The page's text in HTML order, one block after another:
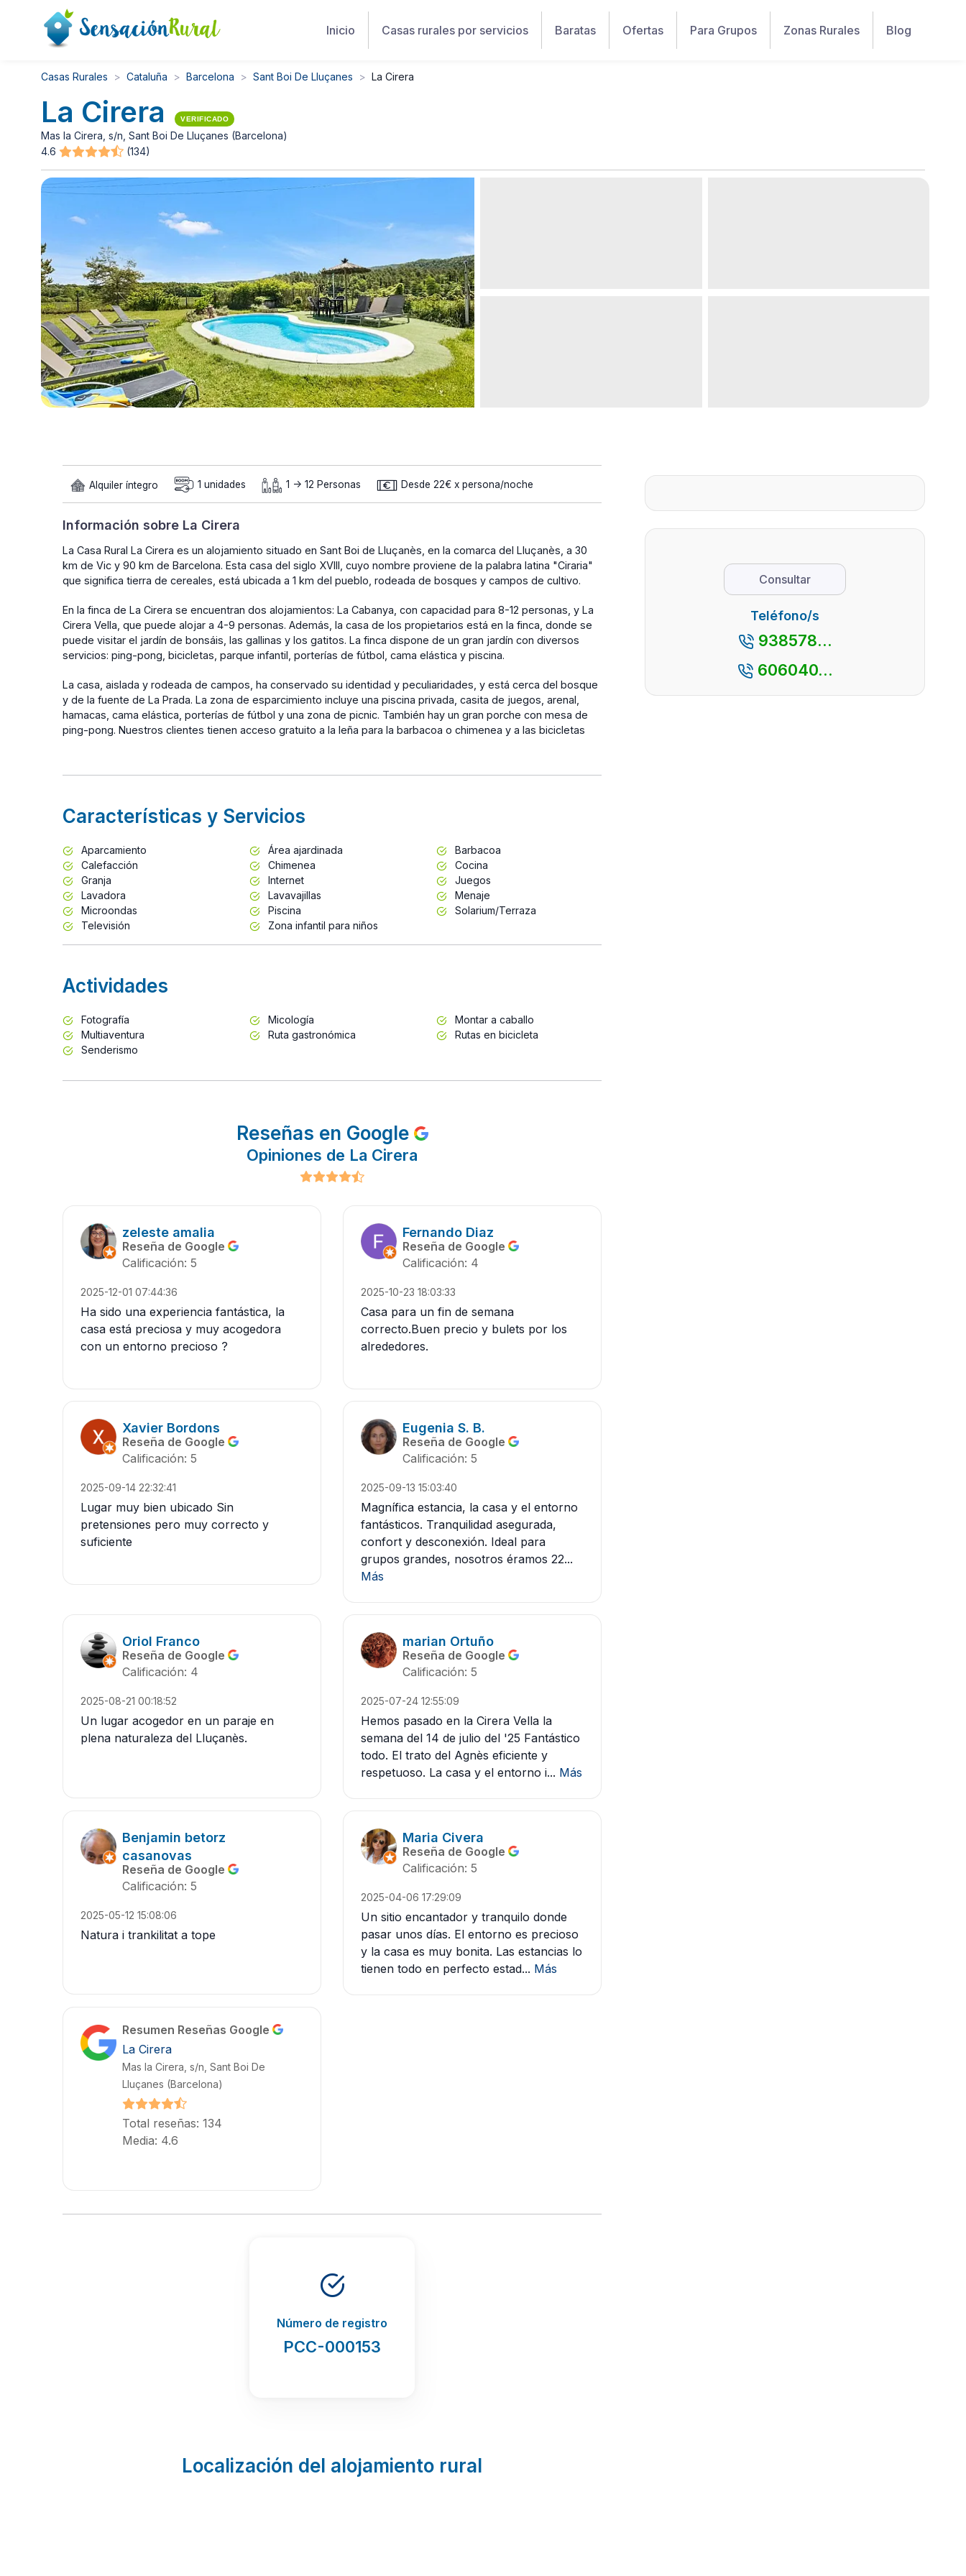
Inicio Casas rurales por servicios Baratas Ofertas Para Grupos Zonas Rurales Blog
Casas Rurales Cataluña Barcelona Sant Boi De Lluçanes La Cirera
La Cirera VERIFICADO
Mas la Cirera, s/n, Sant Boi De Lluçanes (Barcelona)
4.6
(134)
Alquiler íntegro 1 unidades 1 -> 12 Personas Desde 22€ x persona/noche
Información sobre La Cirera
La Casa Rural La Cirera es un alojamiento situado en Sant Boi de Lluçanès, en la comarca del Lluçanès, a 30
km de Vic y 90 km de Barcelona. Esta casa del siglo XVIII, cuyo nombre proviene de la palabra latina "Ciraria"
que significa tierra de cereales, está ubicada a 1 km del pueblo, rodeada de bosques y campos de cultivo.
En la finca de La Cirera se encuentran dos alojamientos: La Cabanya, con capacidad para 8-12 personas, y La
Cirera Vella, que puede alojar a 4-9 personas. Además, la casa de los propietarios está en la finca, donde se
puede visitar el jardín de bonsáis, las gallinas y los gatitos. La finca dispone de un gran jardín con diversos
servicios: ping-pong, bicicletas, parque infantil, porterías de fútbol, cama elástica y piscina.
La casa, aislada y rodeada de campos, ha conservado su identidad y peculiaridades, y está cerca del bosque
y de la fuente de La Prada. La zona de esparcimiento incluye una piscina privada, casita de juegos, arenal,
hamacas, cama elástica, porterías de fútbol y una zona de picnic. También hay un gran porche con mesa de
ping-pong. Nuestros clientes tienen acceso gratuito a la leña para la barbacoa o chimenea y a las bicicletas
Características y Servicios
Aparcamiento Área ajardinada
Barbacoa
Calefacción
Chimenea
Cocina
Granja
Internet
Juegos
Lavadora
Lavavajillas
Menaje
Microondas
Piscina
Solarium/Terraza
Televisión
Zona infantil para niños
Actividades
Fotografía Micología
Montar a caballo
Multiaventura
Ruta gastronómica
Rutas en bicicleta
Senderismo
Reseñas en Google
Opiniones de La Cirera
zeleste amalia
Reseña de Google
Calificación: 5
2025-12-01 07:44:36
Ha sido una experiencia fantástica, la
casa está preciosa y muy acogedora
con un entorno precioso ?
Fernando Diaz
Reseña de Google
Calificación: 4
2025-10-23 18:03:33
Casa para un fin de semana
correcto.Buen precio y bulets por los
alrededores.
Xavier Bordons
Reseña de Google
Calificación: 5
2025-09-14 22:32:41
Lugar muy bien ubicado Sin
pretensiones pero muy correcto y
suficiente
Eugenia S. B.
Reseña de Google
Calificación: 5
2025-09-13 15:03:40
Magnífica estancia, la casa y el entorno
fantásticos. Tranquilidad asegurada,
confort y desconexión. Ideal para
grupos grandes, nosotros éramos 22...
Más
Oriol Franco
Reseña de Google
Calificación: 4
2025-08-21 00:18:52
Un lugar acogedor en un paraje en
plena naturaleza del Lluçanès.
marian Ortuño
Reseña de Google
Calificación: 5
2025-07-24 12:55:09
Hemos pasado en la Cirera Vella la
semana del 14 de julio del '25 Fantástico
todo. El trato del Agnès eficiente y
respetuoso. La casa y el entorno i... Más
Benjamin betorz
casanovas
Reseña de Google
Calificación: 5
2025-05-12 15:08:06
Natura i trankilitat a tope
Maria Civera
Reseña de Google
Calificación: 5
2025-04-06 17:29:09
Un sitio encantador y tranquilo donde
pasar unos días. El entorno es precioso
y la casa es muy bonita. Las estancias lo
tienen todo en perfecto estad... Más
Resumen Reseñas Google
La Cirera
Mas la Cirera, s/n, Sant Boi De
Lluçanes (Barcelona)
Total reseñas: 134
Media: 4.6
Número de registro
PCC-000153
Localización del alojamiento rural
Consultar
Teléfono/s
938578...
606040...